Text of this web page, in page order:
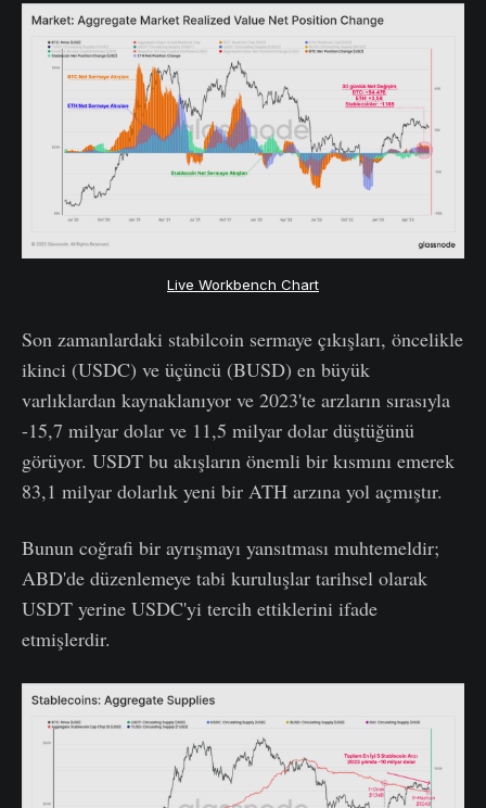
Live Workbench Chart
Son zamanlardaki stabilcoin sermaye çıkışları, öncelikle
ikinci (USDC) ve üçüncü (BUSD) en büyük
varlıklardan kaynaklanıyor ve 2023'te arzların sırasıyla
-15,7 milyar dolar ve 11,5 milyar dolar düştüğünü
görüyor. USDT bu akışların önemli bir kısmını emerek
83,1 milyar dolarlık yeni bir ATH arzına yol açmıştır.
Bunun coğrafi bir ayrışmayı yansıtması muhtemeldir;
ABD'de düzenlemeye tabi kuruluşlar tarihsel olarak
USDT yerine USDC'yi tercih ettiklerini ifade
etmişlerdir.